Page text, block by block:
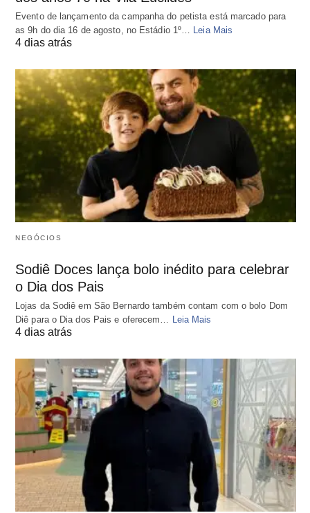
Evento de lançamento da campanha do petista está marcado para
as 9h do dia 16 de agosto, no Estádio 1º… Leia Mais
4 dias atrás
NEGÓCIOS
Sodiê Doces lança bolo inédito para celebrar
o Dia dos Pais
Lojas da Sodiê em São Bernardo também contam com o bolo Dom
Diê para o Dia dos Pais e oferecem… Leia Mais
4 dias atrás